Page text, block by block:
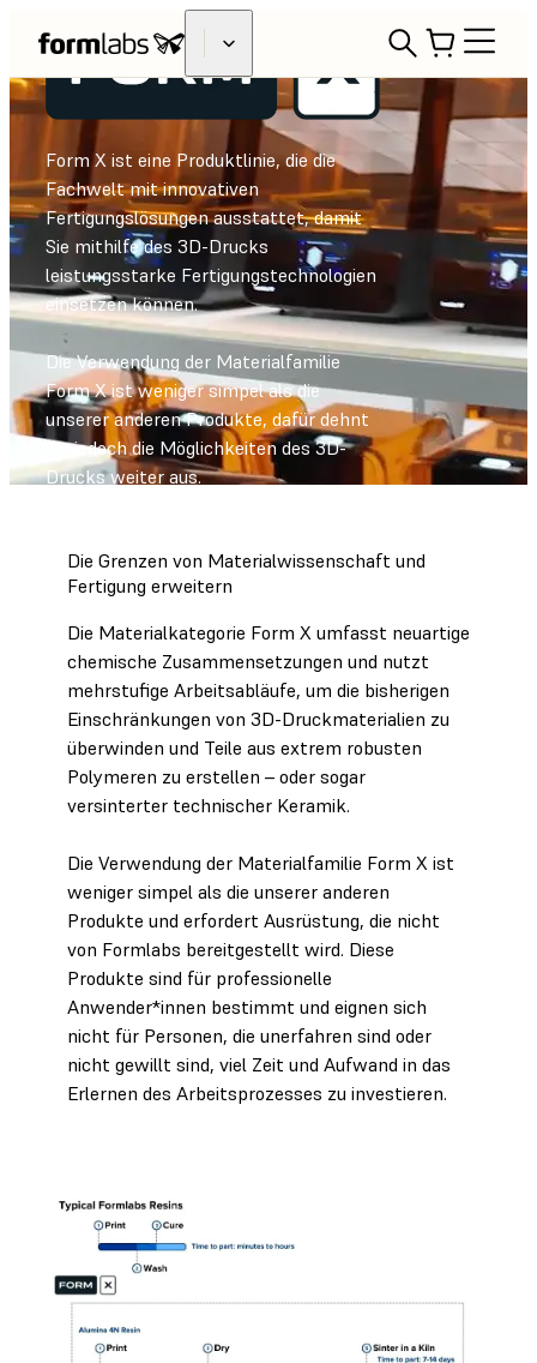
Form X ist eine Produktlinie, die die
Fachwelt mit innovativen
Fertigungslösungen ausstattet, damit
Sie mithilfe des 3D-Drucks
leistungsstarke Fertigungstechnologien
einsetzen können.
Die Verwendung der Materialfamilie
Form X ist weniger simpel als die
unserer anderen Produkte, dafür dehnt
sie jedoch die Möglichkeiten des 3D-
Drucks weiter aus.
Die Grenzen von Materialwissenschaft und
Fertigung erweitern
Die Materialkategorie Form X umfasst neuartige
chemische Zusammensetzungen und nutzt
mehrstufige Arbeitsabläufe, um die bisherigen
Einschränkungen von 3D-Druckmaterialien zu
überwinden und Teile aus extrem robusten
Polymeren zu erstellen – oder sogar
versinterter technischer Keramik.
Die Verwendung der Materialfamilie Form X ist
weniger simpel als die unserer anderen
Produkte und erfordert Ausrüstung, die nicht
von Formlabs bereitgestellt wird. Diese
Produkte sind für professionelle
Anwender*innen bestimmt und eignen sich
nicht für Personen, die unerfahren sind oder
nicht gewillt sind, viel Zeit und Aufwand in das
Erlernen des Arbeitsprozesses zu investieren.